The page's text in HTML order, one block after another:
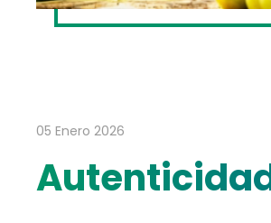
05 Enero 2026